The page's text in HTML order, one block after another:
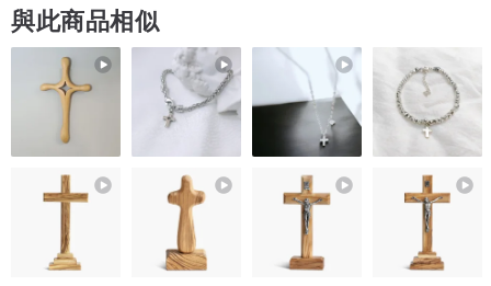
約4.5g。
由於水晶有不同特性，不同的靈擺也具有各自的個體性，如果您想要
預先確認靈擺是否與自己的能量契合，可來訊由PF子代為確認喔。
請理解手工作品在不同的時空中誕生，具有獨一無二的樣貌。表面可
能會有細微氣泡，作品會有脫膜線，脫模面亦有些許凹凸不平，會做
基礎打磨但仍有可能不是完美的平面。可理解並接受者才下單唷。
與此商品相似